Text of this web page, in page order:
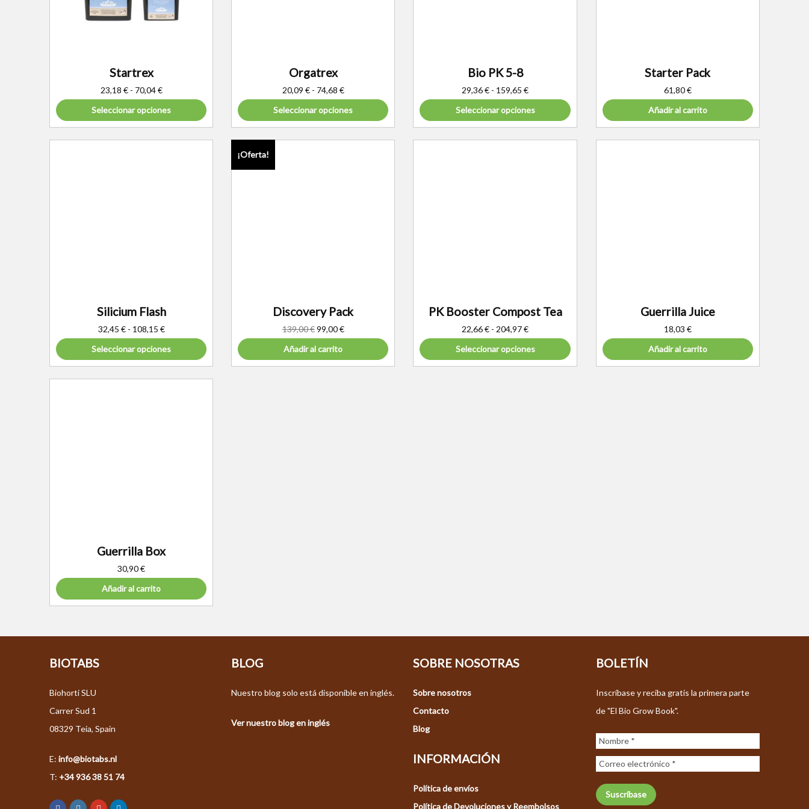
Startrex
23,18 € - 70,04€
Seleccionar opciones
Orgatrex
20,09 € - 74,68 €
Seleccionar opciones
Bio PK 5-8
29,36€ - 159,65 €
Seleccionar opciones
Starter Pack
61,80€
Añadir al carrito
Silicium Flash
32,45 € - 108,15 €
Seleccionar opciones
¡Oferta!
Discovery Pack
139,00€99,00€
Añadir al carrito
PK Booster Compost Tea
22,66€ - 204,97€
Seleccionar opciones
Guerrilla Juice
18,03 €
Añadir al carrito
Guerrilla Box
30,90€
Añadir al carrito
BIOTABS
Biohorti SLU
Carrer Sud 1
08329 Teia, Spain
E: info@biotabs.nl
T: +34 936 38 51 74
BLOG
Nuestro blog solo está disponible en inglés.
Ver nuestro blog en inglés
SOBRE NOSOTRAS
Sobre nosotros
Contacto
Blog
INFORMACIÓN
Política de envíos
Política de Devoluciones y Reembolsos
BOLETÍN
Inscríbase y reciba gratis la primera parte
de "El Bio Grow Book".